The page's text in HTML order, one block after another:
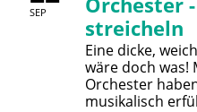
SEP
streicheln
Eine dicke,
wäre doch was!
Orchester
musikalisch